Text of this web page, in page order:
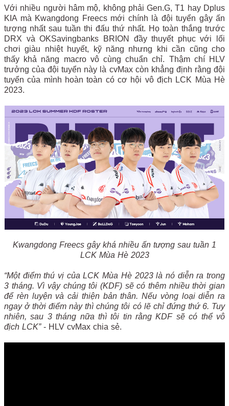
Với nhiều người hâm mộ, không phải Gen.G, T1 hay Dplus
KIA mà Kwangdong Freecs mới chính là đội tuyển gây ấn
tượng nhất sau tuần thi đấu thứ nhất. Họ toàn thắng trước
DRX và OKSavingbanks BRION đầy thuyết phục với lối
chơi giàu nhiệt huyết, kỹ năng nhưng khi cần cũng cho
thấy khả năng macro vô cùng chuẩn chỉ. Thậm chí HLV
trưởng của đội tuyển này là cvMax còn khẳng định rằng đội
tuyển của mình hoàn toàn có cơ hội vô địch LCK Mùa Hè
2023.
Kwangdong Freecs gây khá nhiều ấn tượng sau tuần 1
LCK Mùa Hè 2023
“Một điểm thú vị của LCK Mùa Hè 2023 là nó diễn ra trong
3 tháng. Vì vậy chúng tôi (KDF) sẽ có thêm nhiều thời gian
để rèn luyện và cải thiện bản thân. Nếu vòng loại diễn ra
ngay ở thời điểm này thì chúng tôi có lẽ chỉ đứng thứ 6. Tuy
nhiên, sau 3 tháng nữa thì tôi tin rằng KDF sẽ có thể vô
địch LCK”- HLV cvMax chia sẻ.